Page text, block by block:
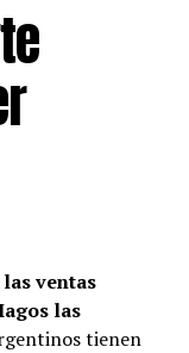
ventas
las
tienen